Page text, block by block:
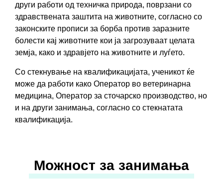
други работи од техничка природа, поврзани со
здравствената заштита на животните, согласно со
законските прописи за борба против заразните
болести кај животните кои ја загрозуваат целата
земја, како и здравјето на животните и луѓето.
Со стекнување на квалификацијатa, ученикот ќе
може да работи како Оператор во ветеринарна
медицина, Оператор за сточарско производство, но
и на други занимања, согласно со стекнатата
квалификација.
Можност за занимања